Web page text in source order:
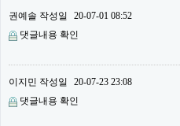
권예솔 작성일
20-07-01 08:52
댓글내용 확인
이지민 작성일
20-07-23 23:08
댓글내용 확인